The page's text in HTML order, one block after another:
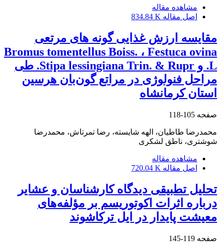
مشاهده مقاله
اصل مقاله 834.84 K
مقایسه ارزش غذایی گونه های مرتعی
Bromus tomentellus Boiss. ، Festuca ovina
L. و Stipa lessingiana Trin. & Rupr. طی
مراحل فنولوژی در مراتع گون‌بان هرسین
استان کرمانشاه
صفحه 105-118
محمدرضا طاطیان، الهه شایسته، رضا تمرتاش، محمدرضا
شوشتری، ناطق لشکری
مشاهده مقاله
اصل مقاله 720.04 K
تحلیل تطبیقی دیدگاه کارشناسان و عشایر
درباره اثرات اکوتوریسم بر مؤلفه‌های
معیشت پایدار در ایل ترکاشوند
صفحه 119-145